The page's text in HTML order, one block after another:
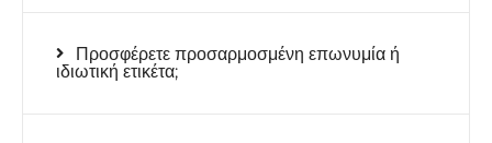
Προσφέρετε προσαρμοσμένη επωνυμία ή
ιδιωτική ετικέτα;